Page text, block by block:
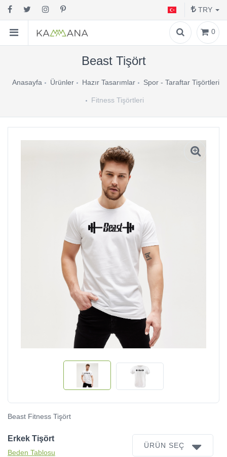
TRY
0
Beast Tişört
Anasayfa Ürünler Hazır Tasarımlar Spor - Taraftar Tişörtleri
Fitness Tişörtleri
Beast Fitness Tişört
Erkek Tişört
Beden Tablosu
ÜRÜN SEÇ